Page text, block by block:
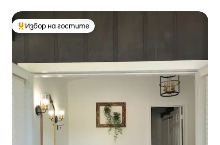
Най-популярен избор на гостите
Избор на гостите